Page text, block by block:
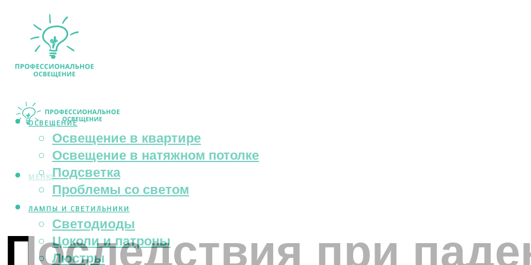
ОСВЕЩЕНИЕ
Освещение в квартире
Освещение в натяжном потолке
Подсветка
Проблемы со светом
ЛАМПЫ И СВЕТИЛЬНИКИ
Светодиоды
Цоколи и патроны
Люстры
МЕНЮ
Последствия при